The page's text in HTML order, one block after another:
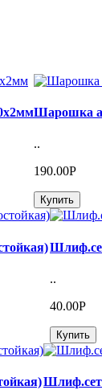
Шарошка
..
190.00Р
Купить
..
40.00Р
Купить